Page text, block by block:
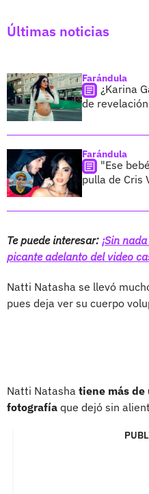
Últimas noticias
Farándula
¿Karina
de
Farándula
"Ese
pulla de Cris
Te puede interesar: ¡Sin
picante adelanto del video
Natti Natasha se llevó
pues deja ver su cuerpo
Natti Natasha tiene más
fotografía que dejó sin